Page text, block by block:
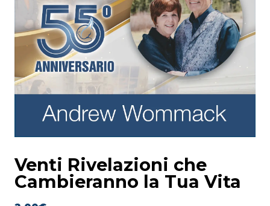
Venti Rivelazioni che
Cambieranno la Tua Vita